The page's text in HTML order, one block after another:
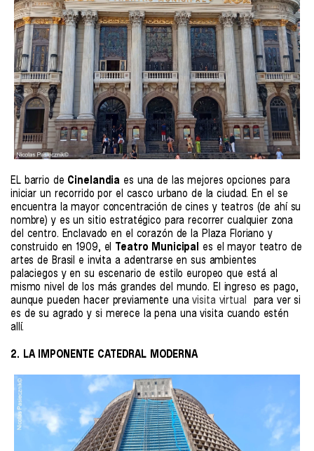
EL barrio de Cinelandia es una de las mejores opciones para
iniciar un recorrido por el casco urbano de la ciudad. En el se
encuentra la mayor concentración de cines y teatros (de ahí su
nombre) y es un sitio estratégico para recorrer cualquier zona
del centro. Enclavado en el corazón de la Plaza Floriano y
construido en 1909, el Teatro Municipal
es el mayor teatro de
artes de Brasil e invita a adentrarse en sus ambientes
palaciegos y en su escenario de estilo europeo que está al
mismo nivel de los más grandes del mundo. El ingreso es pago,
aunque pueden hacer previamente una visita virtual
para ver si
es de su agrado y si merece la pena una visita cuando estén
allí.
2. LA IMPONENTE CATEDRAL MODERNA